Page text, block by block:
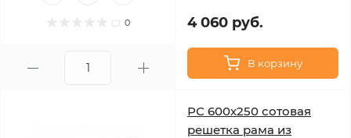
0 4 060 руб.
В корзину
РС 600х250 сотовая
решетка рама из